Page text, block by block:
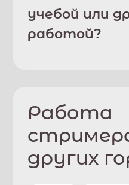
учебой или
работой?
Работа
других